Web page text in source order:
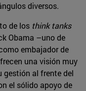
diversos.
de los think tanks
Obama –uno de
embajador de
una visión muy
gestión al frente del
el sólido apoyo de